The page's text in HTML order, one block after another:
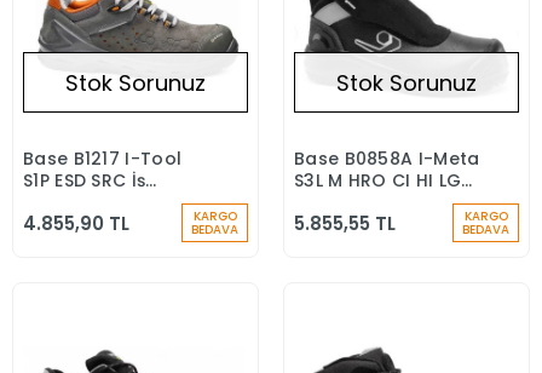
Stokta Yok
Stok Sorunuz
Base B1217 I-Tool
S1P ESD SRC İş
Güvenliği Ayakkabısı
4.855,90 TL KARGO
BEDAVA
Stokta Yok
Stok Sorunuz
Base B0858A I-Meta
S3L M HRO CI HI LG
SC FO SR Kompozit
Metatarsal Koruma
5.855,55 TL KARGO
BEDAVA